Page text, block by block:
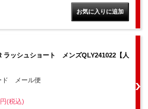
ラッシュショート メンズQLY241022【人
ド メール便
(税込)